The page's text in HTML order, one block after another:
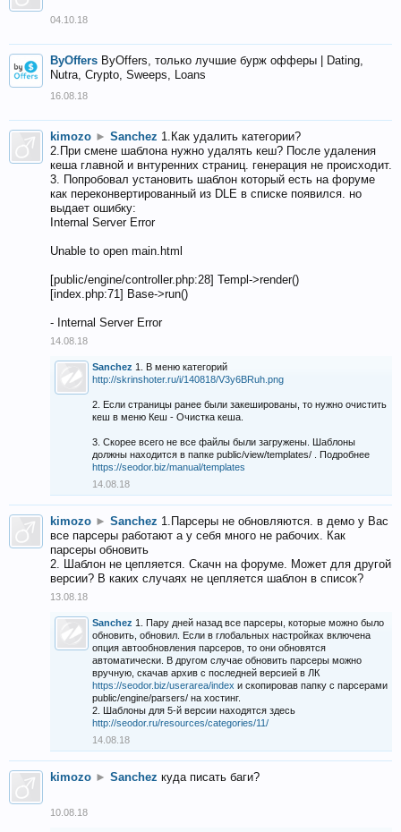
04.10.18
ByOffers ByOffers, только лучшие бурж офферы | Dating,
Nutra, Crypto, Sweeps, Loans
16.08.18
kimozo ► Sanchez 1.Как удалить категории?
2.При смене шаблона нужно удалять кеш? После удаления
кеша главной и внтуренних страниц. генерация не происходит.
3. Попробовал установить шаблон который есть на форуме
как переконвертированный из DLE в списке появился. но
выдает ошибку:
Internal Server Error
Unable to open main.html
[public/engine/controller.php:28] Templ->render()
[index.php:71] Base->run()
- Internal Server Error
14.08.18
Sanchez 1. В меню категорий
http://skrinshoter.ru/i/140818/V3y6BRuh.png
2. Если страницы ранее были закешированы, то нужно очистить
кеш в меню Кеш - Очистка кеша.
3. Скорее всего не все файлы были загружены. Шаблоны
должны находится в папке public/view/templates/ . Подробнее
https://seodor.biz/manual/templates
14.08.18
kimozo ► Sanchez 1.Парсеры не обновляются. в демо у Вас
все парсеры работают а у себя много не рабочих. Как
парсеры обновить
2. Шаблон не цепляется. Скачн на форуме. Может для другой
версии? В каких случаях не цепляется шаблон в список?
13.08.18
Sanchez 1. Пару дней назад все парсеры, которые можно было
обновить, обновил. Если в глобальных настройках включена
опция автообновления парсеров, то они обновятся
автоматически. В другом случае обновить парсеры можно
вручную, скачав архив с последней версией в ЛК
https://seodor.biz/userarea/index и скопировав папку с парсерами
public/engine/parsers/ на хостинг.
2. Шаблоны для 5-й версии находятся здесь
http://seodor.ru/resources/categories/11/
14.08.18
kimozo ► Sanchez куда писать баги?
10.08.18